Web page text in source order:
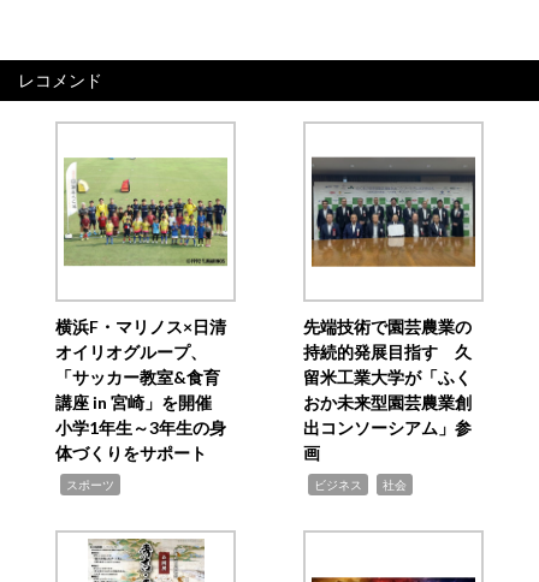
レコメンド
横浜F・マリノス×日清
オイリオグループ、
「サッカー教室&食育
講座 in 宮崎」を開催
小学1年生～3年生の身
体づくりをサポート
スポーツ
先端技術で園芸農業の
持続的発展目指す 久
留米工業大学が「ふく
おか未来型園芸農業創
出コンソーシアム」参
画
ビジネス 社会